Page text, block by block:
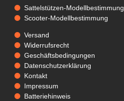
Sattelstützen-Modellbestimmung
Scooter-Modellbestimmung
Versand
Widerrufsrecht
Geschäftsbedingungen
Datenschutzerklärung
Kontakt
Impressum
Batteriehinweis